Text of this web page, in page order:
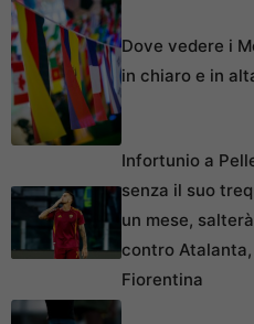
Dove vedere i
in chiaro e in
Infortunio a
senza il suo
un mese,
contro Atalanta,
Fiorentina